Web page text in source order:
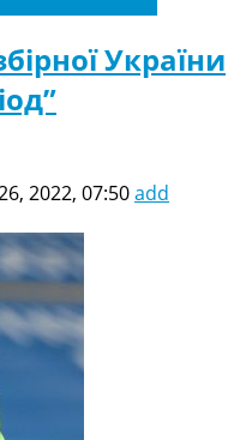
України
2022, 07:50add